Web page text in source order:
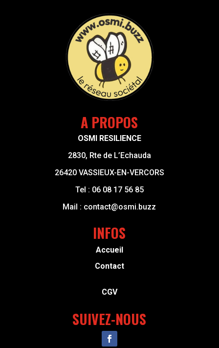
A PROPOS
OSMI RESILIENCE
2830, Rte de L’Echauda
26420 VASSIEUX-EN-VERCORS
Tel : 06 08 17 56 85
Mail : contact@osmi.buzz
INFOS
Accueil
Contact
CGV
SUIVEZ-NOUS